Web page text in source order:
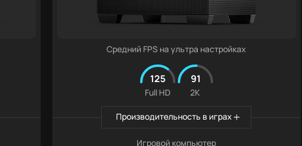
Средний FPS на ультра настройках
125
Full HD
91
2K
Производительность в играх
Игровой компьютер